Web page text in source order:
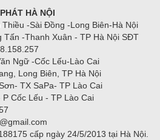
HÀ NỘI
Thiều -Sài Đồng -Long Biên-Hà Nội
Tấn -Thanh Xuân - TP Hà Nội SĐT
Ngữ -Cốc Lếu-Lào Cai
Long Biên, TP Hà Nội
TX SaPa- TP Lào Cai
P Cốc Lếu - TP Lào Cai
cấp ngày 24/5/2013 tại Hà Nội.